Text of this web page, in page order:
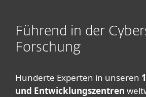
Führend in der
Forschung
Hunderte Experten in unseren
und Entwicklungszentren